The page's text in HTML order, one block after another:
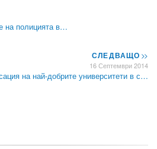
на полицията в…
СЛЕДВАЩО>>
16 Септември 2014
на най-добрите университети в с…